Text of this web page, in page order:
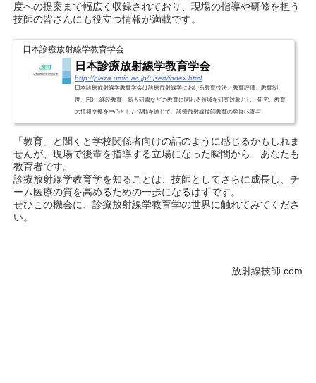
度への提案まで幅広く収録されており、現場の指導や研修を担う
技師の皆さんにも役立つ情報が満載です。
日本診療放射線学教育学会
日本診療放射線学教育学会
http://plaza.umin.ac.jp/~jsert/index.html
日本診療放射線学教育学会は診療放射線学における教育技法、教育評価、教育制
度、FD、継続教育、新人研修などの教育に関わる領域を研究対象とし、研究、教育
の情報交換を中心とした活動を通じて、診療放射線技師教育の発展へ寄与
「教育」と聞くと学校関係者向けの話のように感じるかもしれま
せんが、現場で後輩を指導する立場になった瞬間から、あなたも
教育者です。
診療放射線学教育学を知ることは、技師としてさらに成長し、チ
ーム医療の質を高めるための一歩になるはずです。
ぜひこの機会に、診療放射線学教育学の世界に触れてみてくださ
い。
放射線技師.com